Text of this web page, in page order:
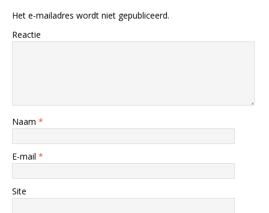
Het e-mailadres wordt niet gepubliceerd.
Reactie
Naam *
E-mail *
Site